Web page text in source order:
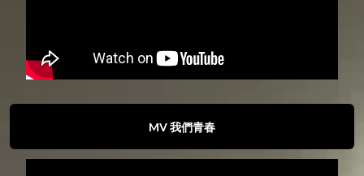
MV 我們青春